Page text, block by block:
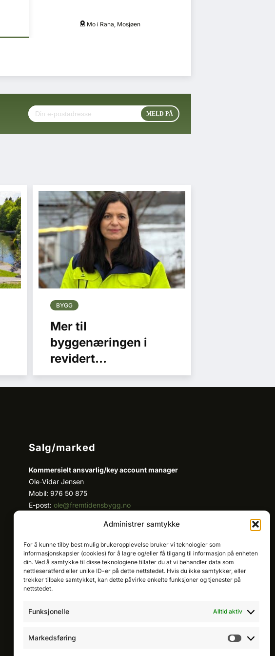
Administrer samtykke
For å kunne tilby best mulig brukeropplevelse bruker vi teknologier som
informasjonskapsler (cookies) for å lagre og/eller få tilgang til informasjon på enheten
din. Ved å samtykke til disse teknologiene tillater du at vi behandler data som
nettleseratferd eller unike ID-er på dette nettstedet. Hvis du ikke samtykker, eller
trekker tilbake samtykket, kan dette påvirke enkelte funksjoner og tjenester på
nettstedet.
Funksjonelle Alltid aktiv
Markedsføring
Mo i Rana, Mosjøen
BYGG
Mer til
byggenæringen i
revidert
nasjonalbudsjett
Salg/marked
Kommersielt ansvarlig/key account manager
Ole-Vidar Jensen
Mobil: 976 50 875
E-post: ole@fremtidensbygg.no
Mobil: 981 67 767
E-post:cristian@fremtidensbygg.no
Våre produkter og tjenester
Se våre produkter her